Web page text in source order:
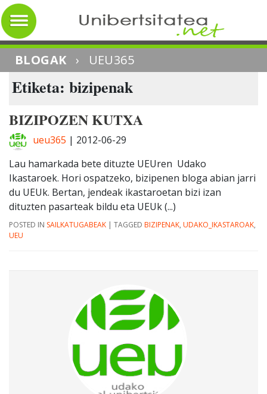
BLOGAK › UEU365
Etiketa: bizipenak
BIZIPOZEN KUTXA
ueu365 | 2012-06-29
Lau hamarkada bete dituzte UEUren Udako
Ikastaroek. Hori ospatzeko, bizipenen bloga abian jarri
du UEUk. Bertan, jendeak ikastaroetan bizi izan
dituzten pasarteak bildu eta UEUk (...)
POSTED IN SAILKATUGABEAK | TAGGED BIZIPENAK, UDAKO_IKASTAROAK,
UEU